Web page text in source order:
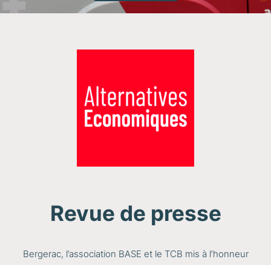
Revue de presse
Bergerac, l’association BASE et le TCB mis à l’honneur